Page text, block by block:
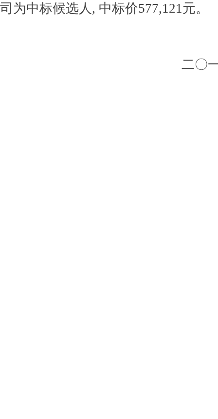
司为中标候选人, 中标价577,121元。
二〇